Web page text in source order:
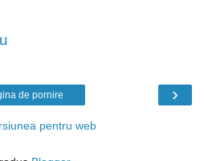
›
de pornire
pentru web